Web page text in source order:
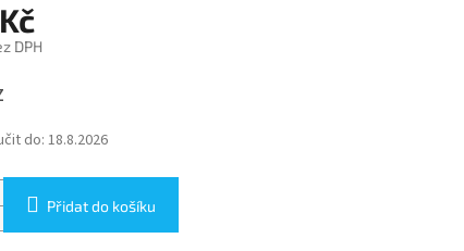
DPH
do: 18.8.2026
Přidat do košíku